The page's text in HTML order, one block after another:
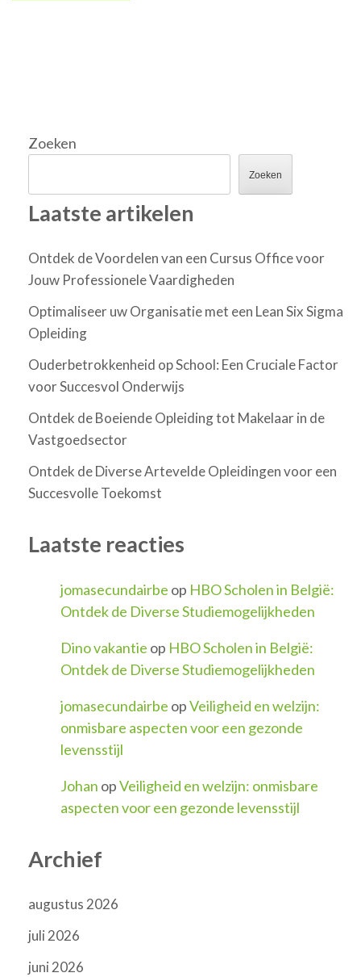
Zoeken
Zoeken
Laatste artikelen
Ontdek de Voordelen van een Cursus Office voor
Jouw Professionele Vaardigheden
Optimaliseer uw Organisatie met een Lean Six Sigma
Opleiding
Ouderbetrokkenheid op School: Een Cruciale Factor
voor Succesvol Onderwijs
Ontdek de Boeiende Opleiding tot Makelaar in de
Vastgoedsector
Ontdek de Diverse Artevelde Opleidingen voor een
Succesvolle Toekomst
Laatste reacties
jomasecundairbe op HBO Scholen in België:
Ontdek de Diverse Studiemogelijkheden
Dino vakantie op HBO Scholen in België:
Ontdek de Diverse Studiemogelijkheden
jomasecundairbe opVeiligheid en welzijn:
onmisbare aspecten voor een gezonde
levensstijl
Johan opVeiligheid en welzijn: onmisbare
aspecten voor een gezonde levensstijl
Archief
augustus 2026
juli 2026
juni 2026